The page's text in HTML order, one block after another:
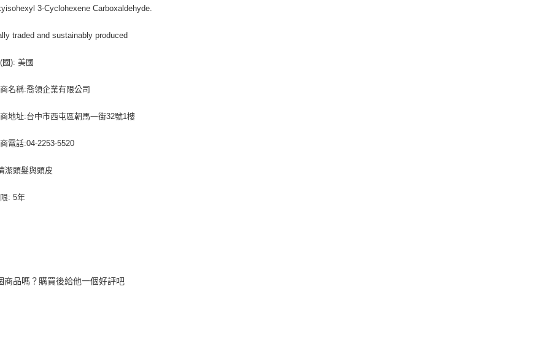
3-Cyclohexene Carboxaldehyde.
traded and sustainably produced
國): 美國
名稱:喬領企業有限公司
地址:台中市西屯區朝馬一街32號1樓
電話:04-2253-5520
潔頭髮與頭皮
: 5年
商品嗎？購買後給他一個好評吧